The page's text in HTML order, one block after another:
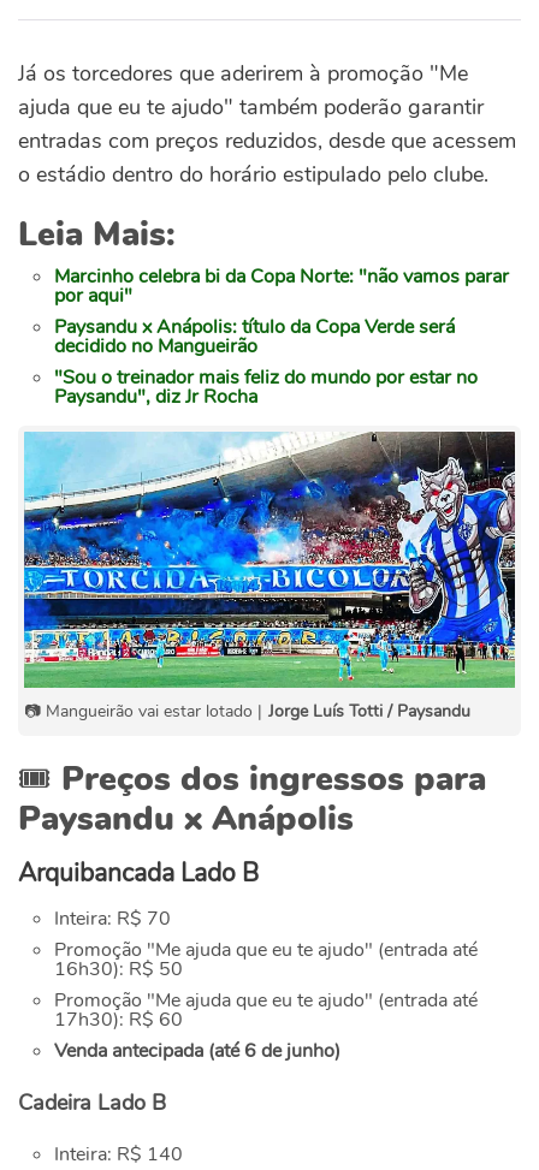
Já os torcedores que aderirem à promoção "Me
ajuda que eu te ajudo" também poderão garantir
entradas com preços reduzidos, desde que acessem
o estádio dentro do horário estipulado pelo clube.
Leia Mais:
Marcinho celebra bi da Copa Norte: "não vamos parar
por aqui"
Paysandu x Anápolis: título da Copa Verde será
decidido no Mangueirão
"Sou o treinador mais feliz do mundo por estar no
Paysandu", diz Jr Rocha
📷 Mangueirão vai estar lotado | Jorge Luís Totti / Paysandu
🎟️ Preços dos ingressos para
Paysandu x Anápolis
Arquibancada Lado B
Inteira: R$ 70
Promoção "Me ajuda que eu te ajudo" (entrada até
16h30): R$ 50
Promoção "Me ajuda que eu te ajudo" (entrada até
17h30): R$ 60
Venda antecipada (até 6 de junho)
Cadeira Lado B
Inteira: R$ 140